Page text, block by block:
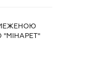
"МІНАРЕТ"